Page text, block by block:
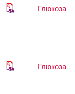
Глюкоза
Глюкоза